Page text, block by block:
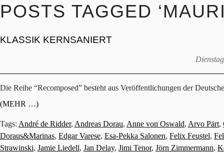
POSTS TAGGED
KLASSIK KERNSANIERT
Die Reihe “Recomposed” besteht aus Veröffentlichungen der
(MEHR …)
Tags: André de Ridder, Andreas Dorau, Anne von Oswald, Arvo Pärt,
Doraus&Marinas, Edgar Varese, Esa-Pekka Salonen, Felix Feustel,
Strawinski, Jamie Liedell, Jan Delay, Jimi Tenor, Jörn Zimmermann,